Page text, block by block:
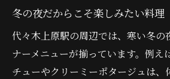
冬の夜だからこそ楽しみたい料理
代々木上原駅の周辺では、寒い冬の
ナーメニューが揃っています。例え
チューやクリーミーポタージュは、